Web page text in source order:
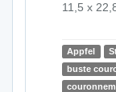
11,5 x
Appfel
buste